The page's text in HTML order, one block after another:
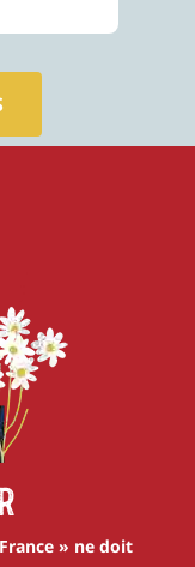
» ne doit